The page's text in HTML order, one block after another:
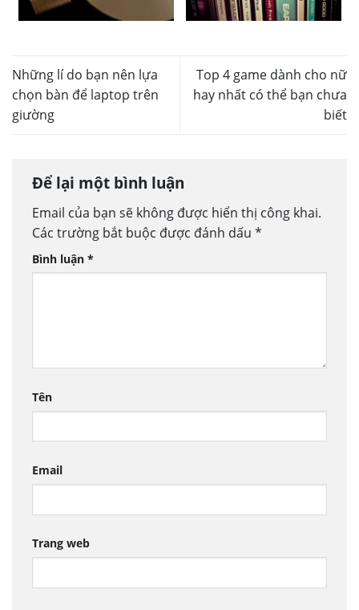
Những lí do bạn nên lựa
chọn bàn để laptop trên
giường
Top 4 game dành cho nữ
hay nhất có thể bạn chưa
biết
Để lại một bình luận
Email của bạn sẽ không được hiển thị công khai.
Các trường bắt buộc được đánh dấu *
Bình luận *
Tên
Email
Trang web